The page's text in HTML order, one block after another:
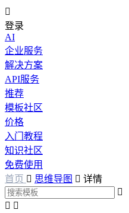

登录
AI
企业服务
解决方案
API服务
推荐
模板社区
价格
入门教程
知识社区
免费使用
首页  思维导图  详情

 